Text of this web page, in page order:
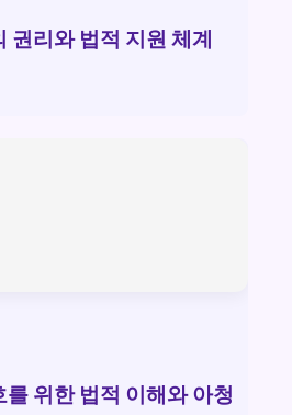
권리와 법적 지원 체계
위한 법적 이해와 아청